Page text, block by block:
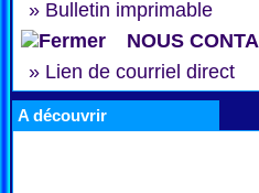
» Bulletin imprimable
NOUS
» Lien de courriel direct
A découvrir